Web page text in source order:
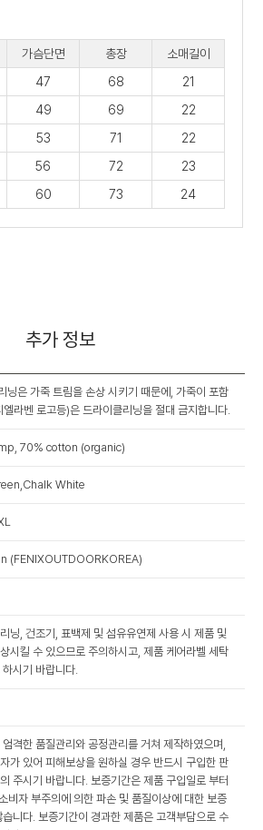
가슴단면 총장
소매길이
47 68
21
49 69
22
53 71
22
56 72
23
60 73 24
추가 정보
닝은 가죽 트림을 손상 시키기 때문에, 가죽이 포함
엘라벤 로고등)은 드라이클리닝을 절대 금지합니다.
70% cotton (organic)
White
(FENIXOUTDOORKOREA)
닝, 건조기, 표백제 및 섬유유연제 사용 시 제품 및
시킬 수 있으므로 주의하시고, 제품 케어라벨 세탁
하시기 바랍니다.
격한 품질관리와 공정관리를 거쳐 제작하였으며,
가 있어 피해보상을 원하실 경우 반드시 구입한 판
주시기 바랍니다. 보증기간은 제품 구입일로 부터
비자 부주의에 의한 파손 및 품질이상에 대한 보증
니다. 보증기간이 경과한 제품은 고객부담으로 수